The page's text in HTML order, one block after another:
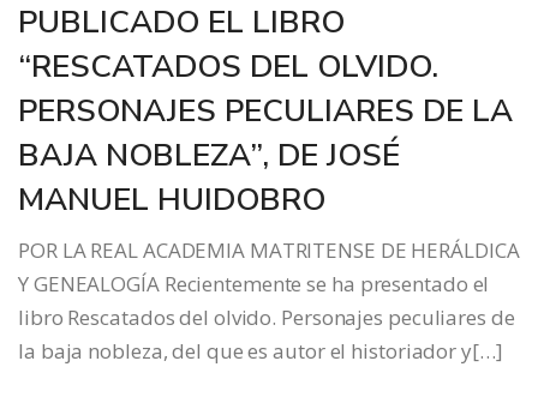
PUBLICADO EL LIBRO
“RESCATADOS DEL OLVIDO.
PERSONAJES PECULIARES DE LA
BAJA NOBLEZA”, DE JOSÉ
MANUEL HUIDOBRO
POR LA REAL ACADEMIA MATRITENSE DE HERÁLDICA
Y GENEALOGÍA Recientemente se ha presentado el
libro Rescatados del olvido. Personajes peculiares de
la baja nobleza, del que es autor el historiador y[…]